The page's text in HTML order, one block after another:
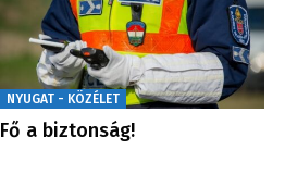
NYUGAT - KÖZÉLET
Fő a biztonság!